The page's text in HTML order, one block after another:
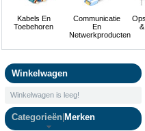
Kabels En
Toebehoren
Communicatie
En
Netwerkproducten
Winkelwagen
Winkelwagen is leeg!
Categorieën Merken